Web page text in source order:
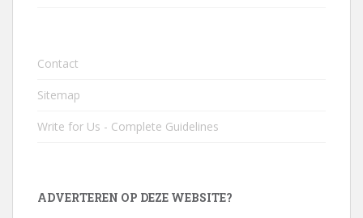
Contact
Sitemap
Write for Us - Complete Guidelines
ADVERTEREN OP DEZE WEBSITE?